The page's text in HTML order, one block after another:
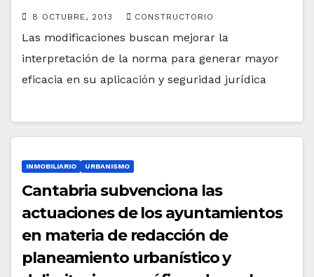
8 OCTUBRE, 2013 CONSTRUCTORIO
Las modificaciones buscan mejorar la
interpretación de la norma para generar mayor
eficacia en su aplicación y seguridad jurídica
INMOBILIARIO URBANISMO
Cantabria subvenciona las
actuaciones de los ayuntamientos
en materia de redacción de
planeamiento urbanístico y